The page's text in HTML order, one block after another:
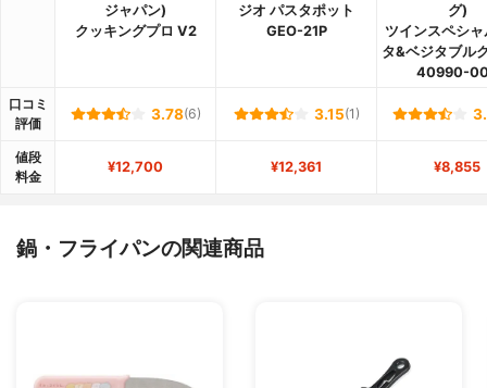
ジャパン)
クッキングプロ V2
ジオ パスタポット
GEO-21P
グ)
ツインスペシャ
タ&ベジタブル
40990-
口コミ
評価
3.78(6) 3.15(1)
値段
料金
¥12,700 ¥12,361 ¥8,855
鍋・フライパンの関連商品